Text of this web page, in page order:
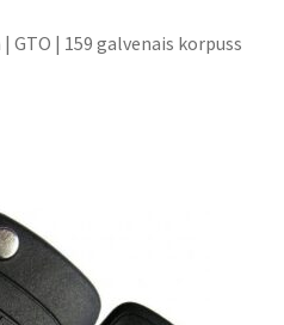
| 159 galvenais korpuss